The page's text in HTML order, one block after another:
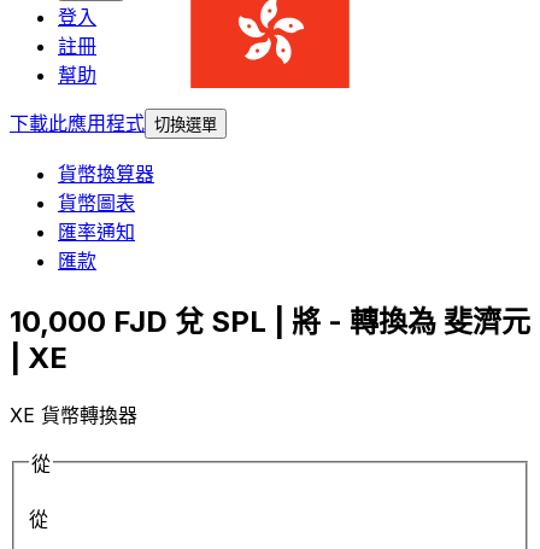
登入
註冊
幫助
下載此應用程式 切換選單
貨幣換算器
貨幣圖表
匯率通知
匯款
10,000 FJD 兌 SPL | 將 - 轉換為 斐濟元
| XE
XE 貨幣轉換器
從
從